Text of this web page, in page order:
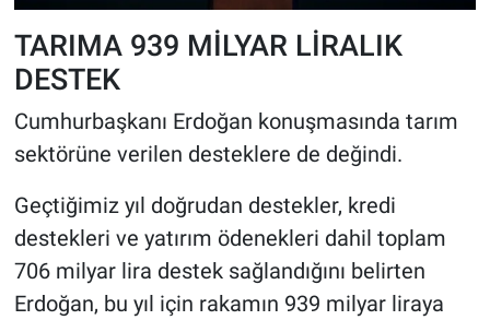
TARIMA 939 MİLYAR LİRALIK
DESTEK
Cumhurbaşkanı Erdoğan konuşmasında tarım
sektörüne verilen desteklere de değindi.
Geçtiğimiz yıl doğrudan destekler, kredi
destekleri ve yatırım ödenekleri dahil toplam
706 milyar lira destek sağlandığını belirten
Erdoğan, bu yıl için rakamın 939 milyar liraya